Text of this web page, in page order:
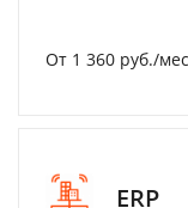
От 1 360 руб./
ERP